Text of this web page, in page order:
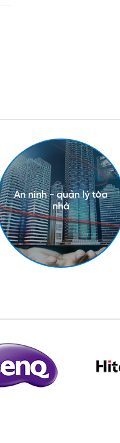
An ninh - quản lý tòa
nhà